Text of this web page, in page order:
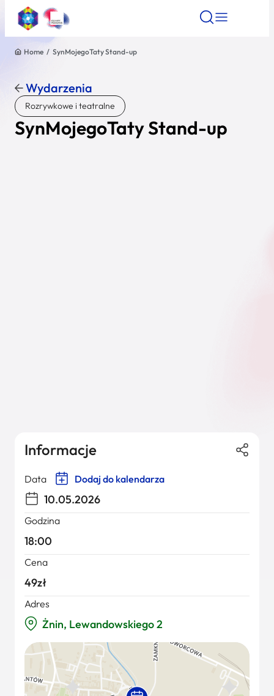
Znajdź atrakcję
Nazwa atrakcji
Miasto
Home / SynMojegoTaty Stand-up
Wydarzenia
Rozrywkowe i teatralne
SynMojegoTaty Stand-up
Informacje
Data Dodaj do kalendarza
10.05.2026
Godzina
18:00
Cena
49zł
Adres
Żnin, Lewandowskiego 2